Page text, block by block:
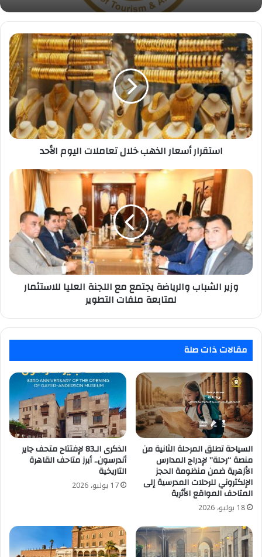
استقرار
أسعار
الذهب
خلال
تعاملات
اليوم
الأحد
استقرار أسعار الذهب خلال تعاملات اليوم الأحد
وزير
مع
اللجنة
العليا
للاستثمار
لمتابعة
ملفات
التطوير
وزير الشباب والرياضة يجتمع مع اللجنة العليا للاستثمار
لمتابعة ملفات التطوير
مقالات ذات صلة
السياحة تطلق المرحلة الثانية من
منصة “رحلة” لإدراج المدارس
الأزهرية ضمن منظومة الحجز
الإلكتروني للرحلات المدرسية إلى
المتاحف المواقع الأثرية
18 يوليو، 2026
الذكرى الـ83 لإفتتاح متحف جاير
أندرسون.. أبرز متاحف القاهرة
التاريخية
17 يوليو، 2026